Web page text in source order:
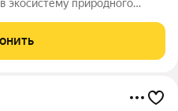
экосистему природного
езды от центра одного из